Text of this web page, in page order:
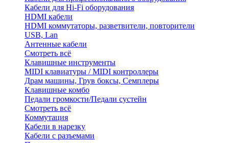
Кабели для Hi-Fi оборудования
HDMI кабели
HDMI коммутаторы, разветвители, повторители
USB, Lan
Антенные кабели
Смотреть всё
Клавишные инструменты
MIDI клавиатуры / MIDI контроллеры
Драм машины, Грув боксы, Семплеры
Клавишные комбо
Педали громкости/Педали сустейн
Смотреть всё
Коммутация
Кабели в нарезку
Кабели с разъемами